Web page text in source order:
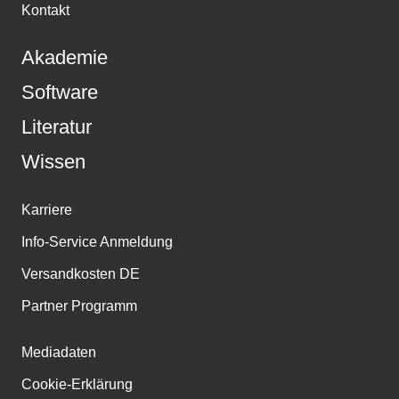
Kontakt
Akademie
Software
Literatur
Wissen
Karriere
Info-Service Anmeldung
Versandkosten DE
Partner Programm
Mediadaten
Cookie-Erklärung